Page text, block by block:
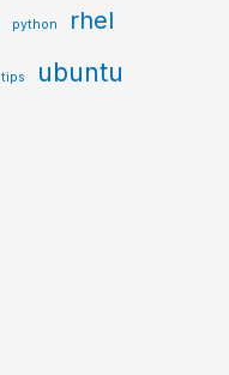
python rhel
tips ubuntu